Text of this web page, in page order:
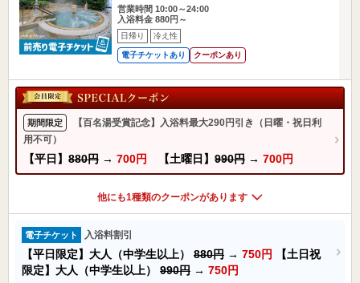
営業時間 10:00～24:00
入浴料金 880円～
日帰り 冷え性
電子チケットあり クーポンあり
期間限定
【百名湯受賞記念】入浴料最大290円引き（日曜・祝日利
用不可）
【平日】 880円 → 700円 【土曜日】 990円 → 700円
他にも1種類のクーポンがあります
電子チケット 入浴料割引
【平日限定】大人（中学生以上） 880円 → 750円
【土日祝
限定】大人（中学生以上） 990円 → 750円